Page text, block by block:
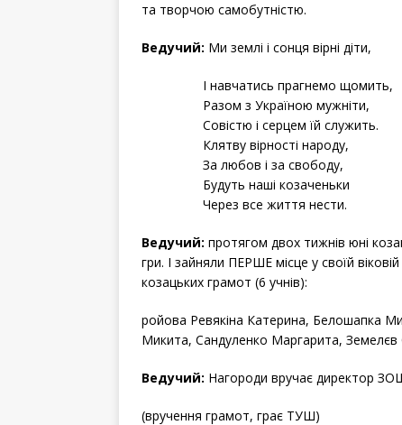
та творчою самобутністю.
Ведучий: Ми землі і сонця вірні діти,
І навчатись прагнемо щомить,
Разом з Україною мужніти,
Совістю і серцем їй служить.
Клятву вірності народу,
За любов і за свободу,
Будуть наші козаченьки
Через все життя нести.
Ведучий: протягом двох тижнів юні
гри. І зайняли ПЕРШЕ місце у своїй
козацьких грамот (6 учнів):
ройова Ревякіна Катерина, Белошапка
Микита, Сандуленко Маргарита,
Ведучий: Нагороди вручає директор
(вручення грамот, грає ТУШ)